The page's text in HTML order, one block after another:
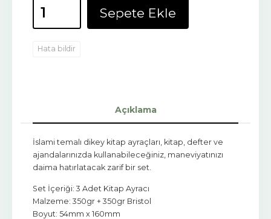
Sepete Ekle
Hata bildir
Açıklama
İslami temalı dikey kitap ayraçları, kitap, defter ve
ajandalarınızda kullanabileceğiniz, maneviyatınızı
daima hatırlatacak zarif bir set.
Set İçeriği: 3 Adet Kitap Ayracı
Malzeme: 350gr + 350gr Bristol
Boyut: 54mm x 160mm